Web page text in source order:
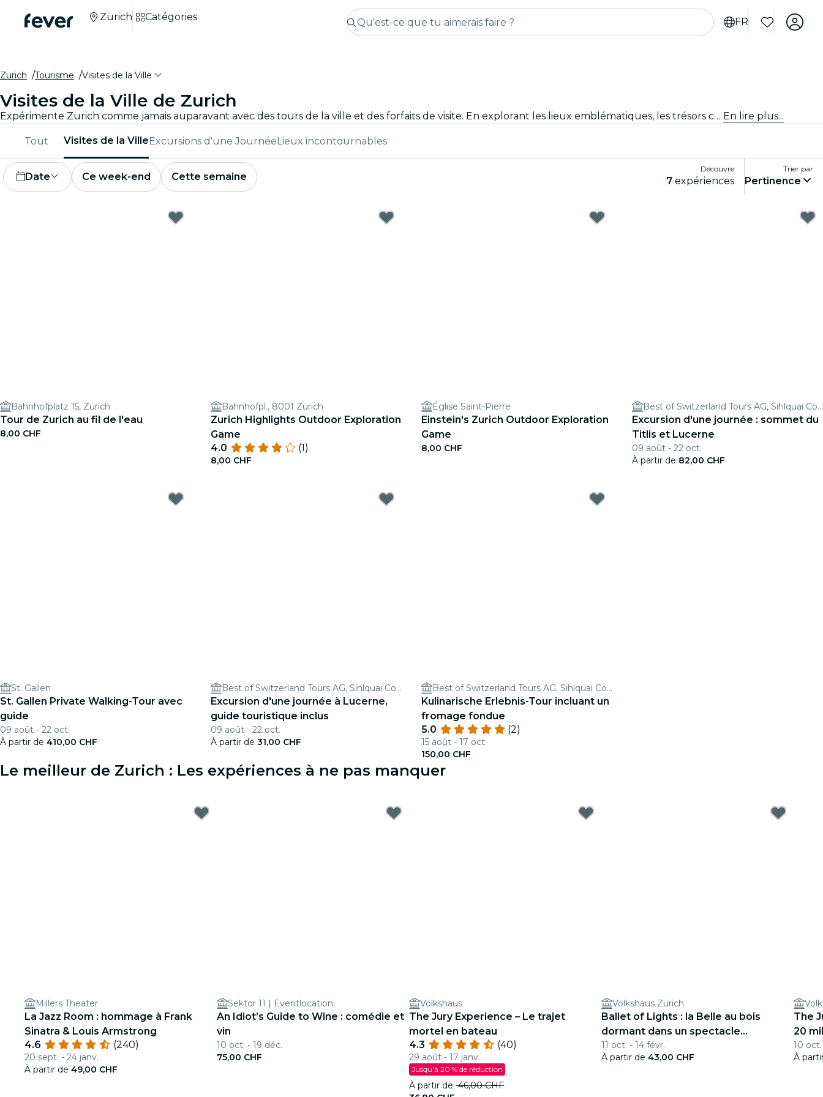
FR
Zurich Catégories
Zurich Tourisme Visites de la Ville
Visites de la Ville de Zurich
Expérimente Zurich comme jamais auparavant avec des tours de la ville et des forfaits de visite. En explorant les lieux emblématiques, les trésors cachés et les points incontournables locaux de Zurich, tu découvriras les histoires qui donnent vie à la ville. En lire plus...
Tout Visites de la VilleExcursions d'une JournéeLieux incontournables
Date Ce week-end Cette semaine
Découvre
7 expériences
Trier par
Pertinence
Bahnhofplatz 15, Zürich
Tour de Zurich au fil de l'eau
8,00 CHF
Bahnhofpl., 8001 Zürich
Zurich Highlights Outdoor Exploration
Game
4.0
(1)
8,00 CHF
Église Saint-Pierre
Einstein's Zurich Outdoor Exploration
Game
8,00 CHF
Best of Switzerland Tours AG, Sihlquai Coach Parking
Excursion d'une journée : sommet du
Titlis et Lucerne
09 août - 22 oct.
À partir de 82,00 CHF
St. Gallen
St. Gallen Private Walking-Tour avec
guide
09 août - 22 oct.
À partir de 410,00 CHF
Best of Switzerland Tours AG, Sihlquai Coach Parking
Excursion d'une journée à Lucerne,
guide touristique inclus
09 août - 22 oct.
À partir de 31,00 CHF
Best of Switzerland Tours AG, Sihlquai Coach Parking
Kulinarische Erlebnis-Tour incluant un
fromage fondue
5.0
(2)
15 août - 17 oct.
150,00 CHF
Le meilleur de Zurich : Les expériences à ne pas manquer
Millers Theater
La Jazz Room : hommage à Frank
Sinatra & Louis Armstrong
4.6
(240)
20 sept. - 24 janv.
À partir de 49,00 CHF
Sektor 11 | Eventlocation
An Idiot’s Guide to Wine : comédie et
vin
10 oct. - 19 déc.
75,00 CHF
Volkshaus
The Jury Experience – Le trajet
mortel en bateau
4.3
(40)
29 août - 17 janv.
Jusqu'à 20 % de réduction
À partir de 46,00 CHF
Volkshaus Zürich
Ballet of Lights : la Belle au bois
dormant dans un spectacle
étincelant
11 oct. - 14 févr.
À partir de 43,00 CHF
The
20
10
À